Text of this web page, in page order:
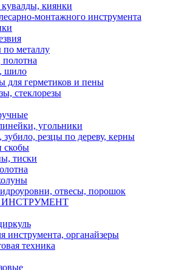
киянки
монтажного инструмента
металлу
шило
для герметиков и пены
стеклорезы
угольники
зубило, резцы по дереву, керны
скобы
тиски
отвесы, порошок
инструмента, органайзеры
техника